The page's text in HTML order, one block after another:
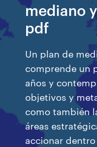
mediano
pdf
Un plan de
comprende un
años y
objetivos y
como también
áreas
accionar